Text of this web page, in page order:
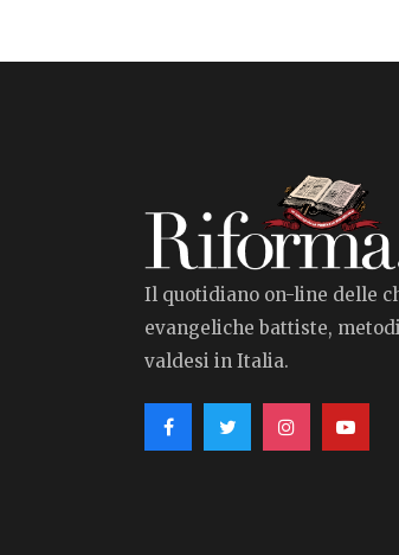
Il quotidiano on-line delle
evangeliche battiste,
valdesi in Italia.